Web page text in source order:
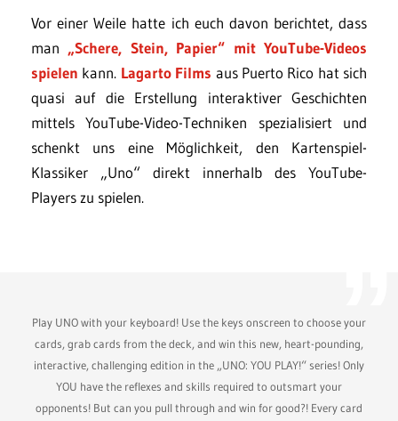
Vor einer Weile hatte ich euch davon berichtet, dass
man „Schere, Stein, Papier“ mit YouTube-Videos
spielen kann. Lagarto Films aus Puerto Rico hat sich
quasi auf die Erstellung interaktiver Geschichten
mittels YouTube-Video-Techniken spezialisiert und
schenkt uns eine Möglichkeit, den Kartenspiel-
Klassiker „Uno“ direkt innerhalb des YouTube-
Players zu spielen.
Play UNO with your keyboard! Use the keys onscreen to choose your
cards, grab cards from the deck, and win this new, heart-pounding,
interactive, challenging edition in the „UNO: YOU PLAY!“ series! Only
YOU have the reflexes and skills required to outsmart your
opponents! But can you pull through and win for good?! Every card